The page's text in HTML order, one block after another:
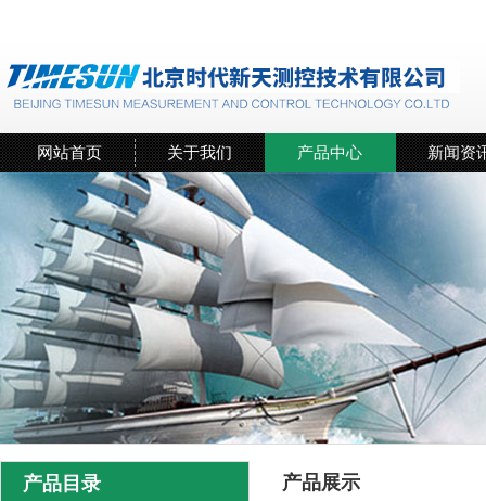
网站首页 关于我们 产品中心 新闻资
产品目录 产品展示